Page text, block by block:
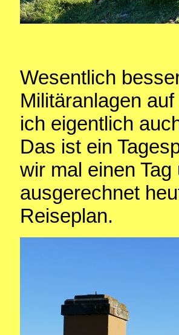
Wesentlich
Militäranlagen
ich eigentlich
Das ist ein
wir mal einen
ausgerechnet
Reiseplan.